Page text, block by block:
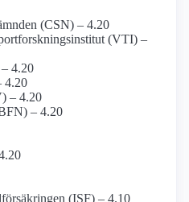
(CSN) – 4.20
(VTI) –
4.20
4.20
– 4.20
– 4.20
(ISF) – 4.10